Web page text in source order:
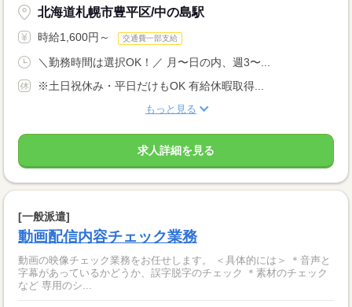
北海道札幌市豊平区/中の島駅
時給1,600円～ 交通費一部支給
＼勤務時間は選択OK！／ 月〜日の内、週3〜...
※土日祝休み・平日だけもOK 有給休暇取得...
もっと見る
求人詳細を見る
[一般派遣]
動画配信内容チェック業務
動画の映像チェック業務をお任せします。 ＜具体的には＞ ＊音声と
字幕があっているかどうか、誤字脱字のチェック ＊素材のチェック
など 専用のシ...